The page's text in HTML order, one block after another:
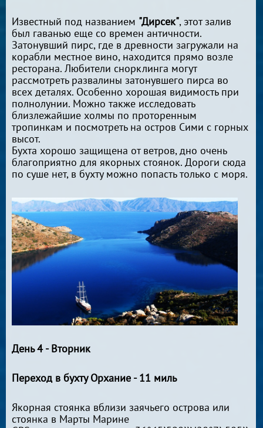
Известный под названием "Дирсек", этот залив
был гаванью еще со времен античности.
Затонувший пирс, где в древности загружали на
корабли местное вино, находится прямо возле
ресторана. Любители снорклинга могут
рассмотреть развалины затонувшего пирса во
всех деталях. Особенно хорошая видимость при
полнолунии. Можно также исследовать
близлежайшие холмы по проторенным
тропинкам и посмотреть на остров Сими с горных
высот.
Бухта хорошо защищена от ветров, дно очень
благоприятно для якорных стоянок. Дороги сюда
по суше нет, в бухту можно попасть только с моря.
День 4 - Вторник
Переход в бухту Орхание - 11 миль
Якорная стоянка вблизи заячьего острова или
стоянка в Марты Марине